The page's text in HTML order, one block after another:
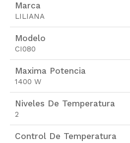
Marca
LILIANA
Modelo
CI080
Maxima Potencia
1400 W
Niveles De Temperatura
2
Control De Temperatura